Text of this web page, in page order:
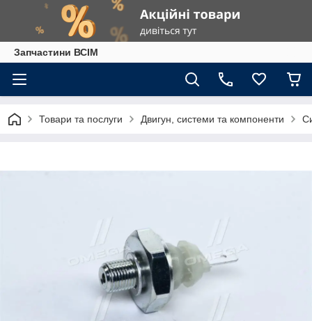
Запчастини ВСІМ
Товари та послуги Двигун, системи та компоненти